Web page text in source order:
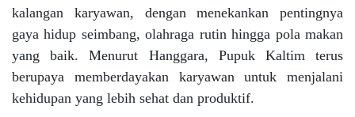
kalangan karyawan, dengan menekankan pentingnya
gaya hidup seimbang, olahraga rutin hingga pola makan
yang baik. Menurut Hanggara, Pupuk Kaltim terus
berupaya memberdayakan karyawan untuk menjalani
kehidupan yang lebih sehat dan produktif.